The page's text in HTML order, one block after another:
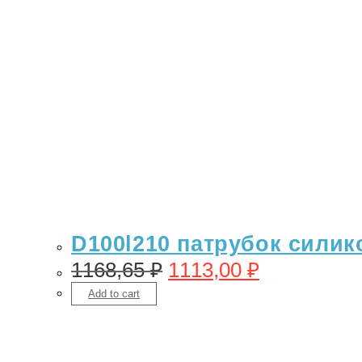
D100l210 патрубок
1168,65₽ 1113,00 ₽
Add to cart